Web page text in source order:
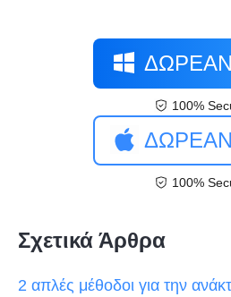
100%
100%
Σχετικά Άρθρα
2 απλές μέθοδοι για την